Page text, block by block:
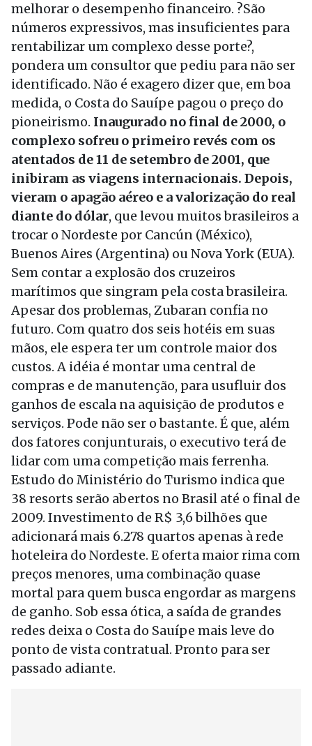
melhorar o desempenho financeiro. ?São
números expressivos, mas insuficientes para
rentabilizar um complexo desse porte?,
pondera um consultor que pediu para não ser
identificado. Não é exagero dizer que, em boa
medida, o Costa do Sauípe pagou o preço do
pioneirismo. Inaugurado no final de 2000, o
complexo sofreu o primeiro revés com os
atentados de 11 de setembro de 2001, que
inibiram as viagens internacionais. Depois,
vieram o apagão aéreo e a valorização do real
diante do dólar, que levou muitos brasileiros a
trocar o Nordeste por Cancún (México),
Buenos Aires (Argentina) ou Nova York (EUA).
Sem contar a explosão dos cruzeiros
marítimos que singram pela costa brasileira.
Apesar dos problemas, Zubaran confia no
futuro. Com quatro dos seis hotéis em suas
mãos, ele espera ter um controle maior dos
custos. A idéia é montar uma central de
compras e de manutenção, para usufluir dos
ganhos de escala na aquisição de produtos e
serviços. Pode não ser o bastante. É que, além
dos fatores conjunturais, o executivo terá de
lidar com uma competição mais ferrenha.
Estudo do Ministério do Turismo indica que
38 resorts serão abertos no Brasil até o final de
2009. Investimento de R$ 3,6 bilhões que
adicionará mais 6.278 quartos apenas à rede
hoteleira do Nordeste. E oferta maior rima com
preços menores, uma combinação quase
mortal para quem busca engordar as margens
de ganho. Sob essa ótica, a saída de grandes
redes deixa o Costa do Sauípe mais leve do
ponto de vista contratual. Pronto para ser
passado adiante.